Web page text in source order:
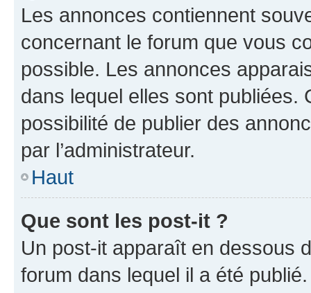
Les annonces contiennent
concernant le forum que vous
possible. Les annonces
dans lequel elles sont publiées.
possibilité de publier des
par l’administrateur.
Haut
Que sont les post-it ?
Un post-it apparaît en dessous
forum dans lequel il a été